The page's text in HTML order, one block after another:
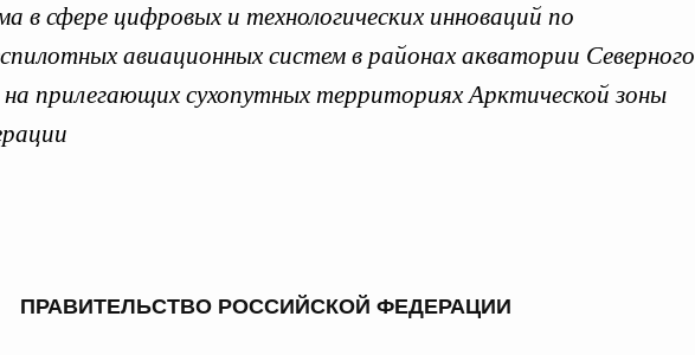
в сфере цифровых и технологических инноваций по
авиационных систем в районах акватории Северного
прилегающих сухопутных территориях Арктической зоны
ПРАВИТЕЛЬСТВО РОССИЙСКОЙ ФЕДЕРАЦИИ
к ним